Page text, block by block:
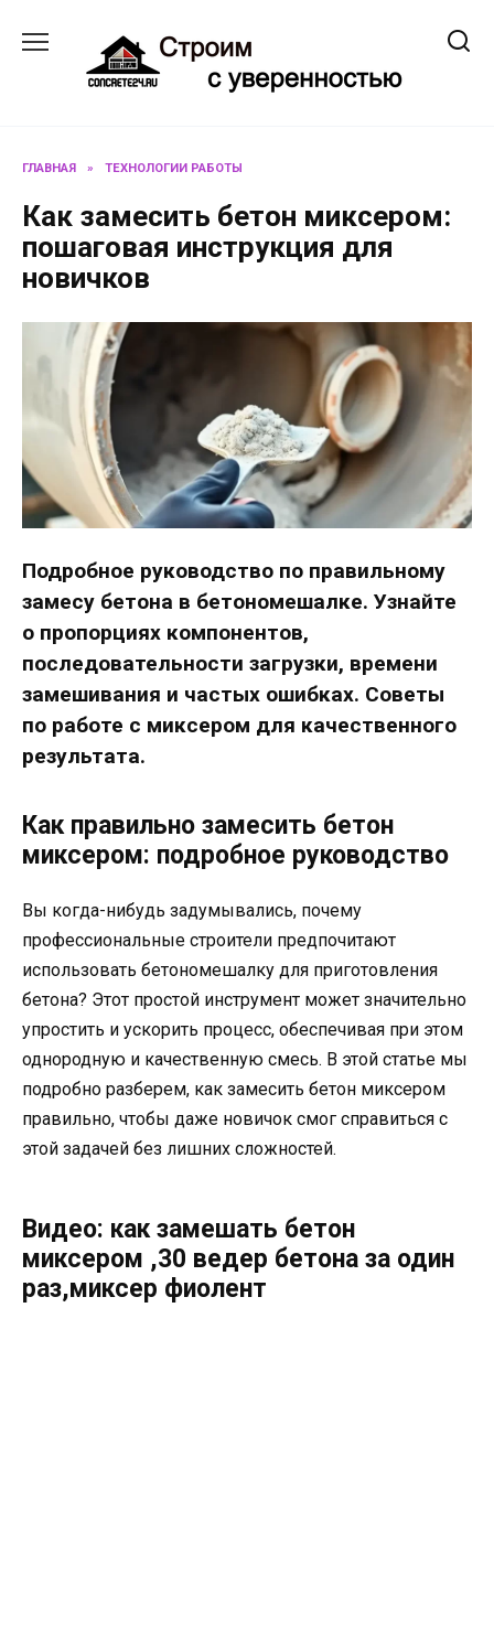
содержанию
ГЛАВНАЯ » ТЕХНОЛОГИИ РАБОТЫ
Как замесить бетон миксером:
пошаговая инструкция для
новичков
Подробное руководство по правильному
замесу бетона в бетономешалке. Узнайте
о пропорциях компонентов,
последовательности загрузки, времени
замешивания и частых ошибках. Советы
по работе с миксером для качественного
результата.
Как правильно замесить бетон
миксером: подробное руководство
Вы когда-нибудь задумывались, почему
профессиональные строители предпочитают
использовать бетономешалку для приготовления
бетона? Этот простой инструмент может значительно
упростить и ускорить процесс, обеспечивая при этом
однородную и качественную смесь. В этой статье мы
подробно разберем, как замесить бетон миксером
правильно, чтобы даже новичок смог справиться с
этой задачей без лишних сложностей.
Видео: как замешать бетон
миксером ,30 ведер бетона за один
раз,миксер фиолент